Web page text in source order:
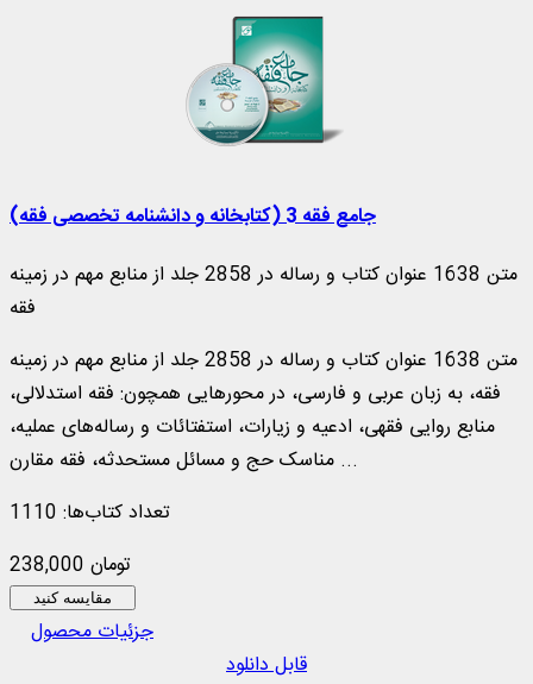
جامع فقه 3 (کتابخانه و دانشنامه تخصصی فقه)
متن 1638 عنوان کتاب و رساله در 2858 جلد از منابع مهم در زمينه
فقه
متن 1638 عنوان کتاب و رساله در 2858 جلد از منابع مهم در زمينه
فقه، به زبان عربی و فارسی، در محورهایی همچون: فقه استدلالی،
منابع روایی فقهی، ادعیه و زیارات، استفتائات و رساله‌های عملیه،
مناسک حج و مسائل مستحدثه، فقه مقارن ...
تعداد کتاب‌ها: 1110
238,000 تومان
مقایسه کنید
جزئیات محصول
قابل دانلود